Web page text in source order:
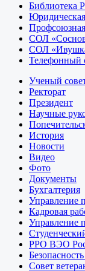
Профсоюзная
СОЛ
СОЛ
Телефонный
Ученый
Ректорат
Президент
Научные
История
Новости
Видео
Фото
Документы
Бухгалтерия
Управление
Кадровая
Управление
РРО ВЭО
Совет